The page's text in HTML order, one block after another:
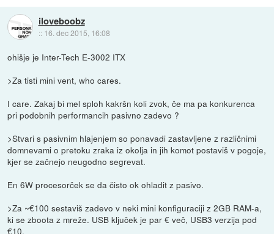
iloveboobz
:: 16. dec 2015, 16:08
ohišje je Inter-Tech E-3002 ITX
>Za tisti mini vent, who cares.
I care. Zakaj bi mel sploh kakršn koli zvok, če ma pa konkurenca
pri podobnih performancih pasivno zadevo ?
>Stvari s pasivnim hlajenjem so ponavadi zastavljene z različnimi
domnevami o pretoku zraka iz okolja in jih komot postaviš v pogoje,
kjer se začnejo neugodno segrevat.
En 6W procesorček se da čisto ok ohladit z pasivo.
>Za ~€100 sestaviš zadevo v neki mini konfiguraciji z 2GB RAM-a,
ki se zboota z mreže. USB ključek je par € več, USB3 verzija pod
€10.